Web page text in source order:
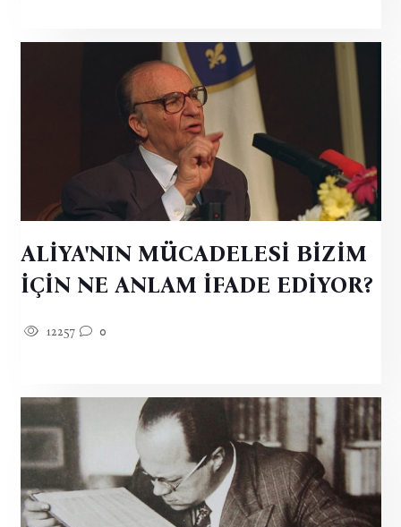
ALİYA'NIN MÜCADELESİ BİZİM
İÇİN NE ANLAM İFADE EDİYOR?
12257 0